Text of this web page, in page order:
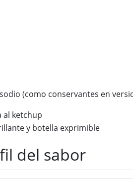
(como conservantes en
al ketchup
y botella exprimible
del sabor